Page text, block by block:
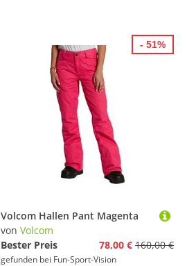
Volcom Hallen Pant Magenta
von Volcom
Bester Preis
78,00 € 160,00 €
gefunden bei Fun-Sport-Vision
- 51%